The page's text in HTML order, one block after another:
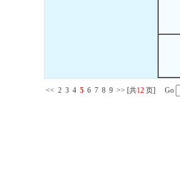
<< 2 3 4 5 6 7 8 9 >> [共12 页] Go